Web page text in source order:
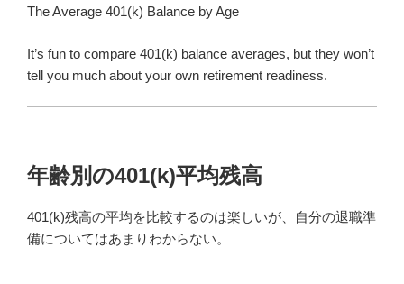
The Average 401(k) Balance by Age
It’s fun to compare 401(k) balance averages, but they won’t
tell you much about your own retirement readiness.
年齢別の401(k)平均残高
401(k)残高の平均を比較するのは楽しいが、自分の退職準
備についてはあまりわからない。